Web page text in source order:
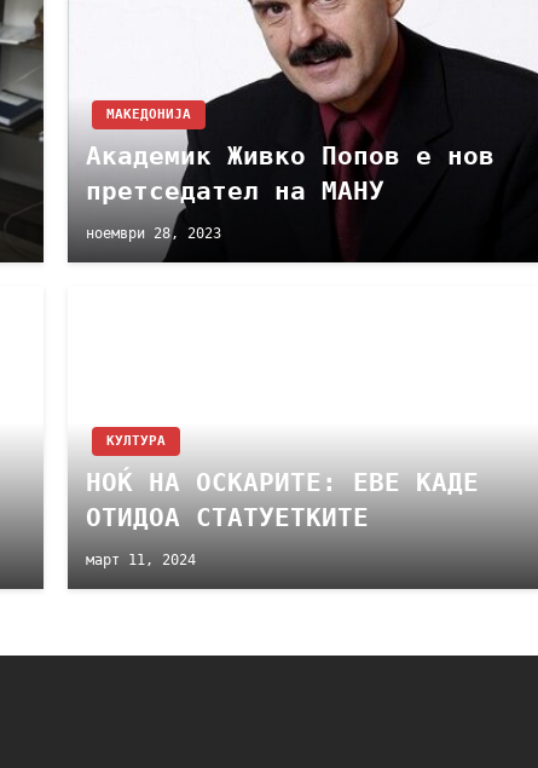
МАКЕДОНИЈА
Академик Живко Попов е нов
претседател на МАНУ
ноември 28, 2023
КУЛТУРА
НОЌ НА ОСКАРИТЕ: ЕВЕ КАДЕ
ОТИДОА СТАТУЕТКИТЕ
март 11, 2024